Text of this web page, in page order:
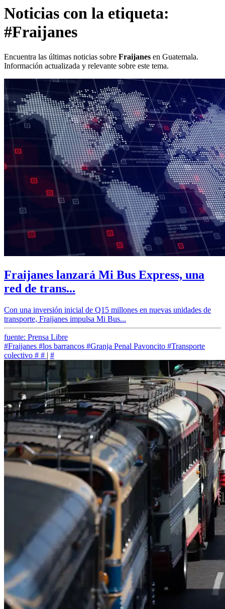
Noticias con la etiqueta:
#Fraijanes
Encuentra las últimas noticias sobre Fraijanes en Guatemala.
Información actualizada y relevante sobre este tema.
Fraijanes lanzará Mi Bus Express, una
red de trans...
Con una inversión inicial de Q15 millones en nuevas unidades de
transporte, Fraijanes impulsa Mi Bus...
fuente: Prensa Libre
#Fraijanes #los barrancos #Granja Penal Pavoncito #Transporte
colectivo # # | #